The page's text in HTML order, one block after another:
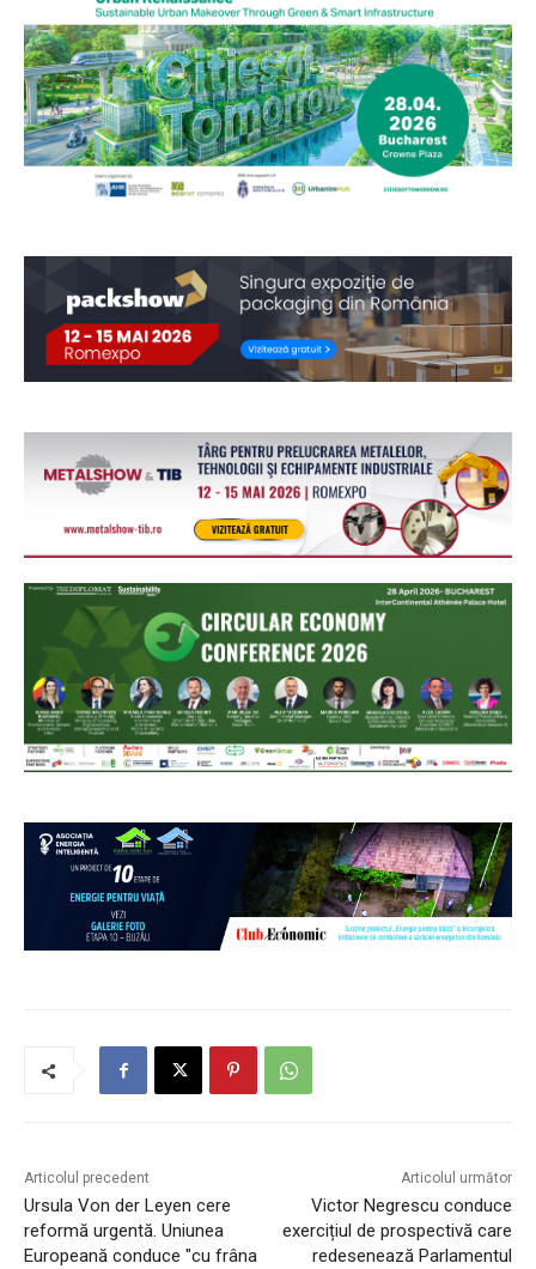
Articolul precedent
Ursula Von der Leyen cere
reformă urgentă. Uniunea
Europeană conduce "cu frâna
Articolul următor
Victor Negrescu conduce
exercițiul de prospectivă care
redesenează Parlamentul